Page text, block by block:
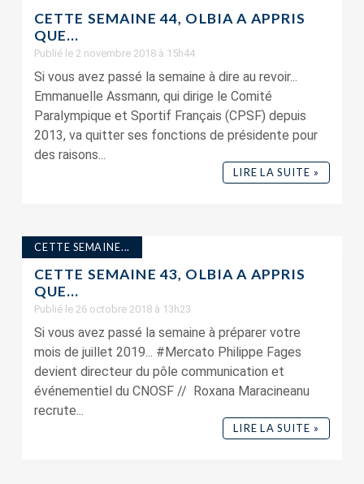
CETTE SEMAINE 44, OLBIA A APPRIS
QUE…
Publié le 2 novembre 2018 à 15h44
Si vous avez passé la semaine à dire au revoir...
Emmanuelle Assmann, qui dirige le Comité
Paralympique et Sportif Français (CPSF) depuis
2013, va quitter ses fonctions de présidente pour
des raisons...
LIRE LA SUITE »
CETTE SEMAINE...
CETTE SEMAINE 43, OLBIA A APPRIS
QUE…
Publié le 26 octobre 2018 à 13h23
Si vous avez passé la semaine à préparer votre
mois de juillet 2019... #Mercato Philippe Fages
devient directeur du pôle communication et
événementiel du CNOSF // Roxana Maracineanu
recrute...
LIRE LA SUITE »